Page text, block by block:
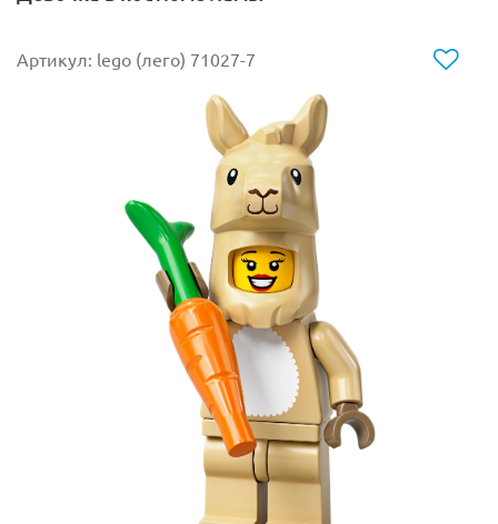
Артикул: lego (лего) 71027-7